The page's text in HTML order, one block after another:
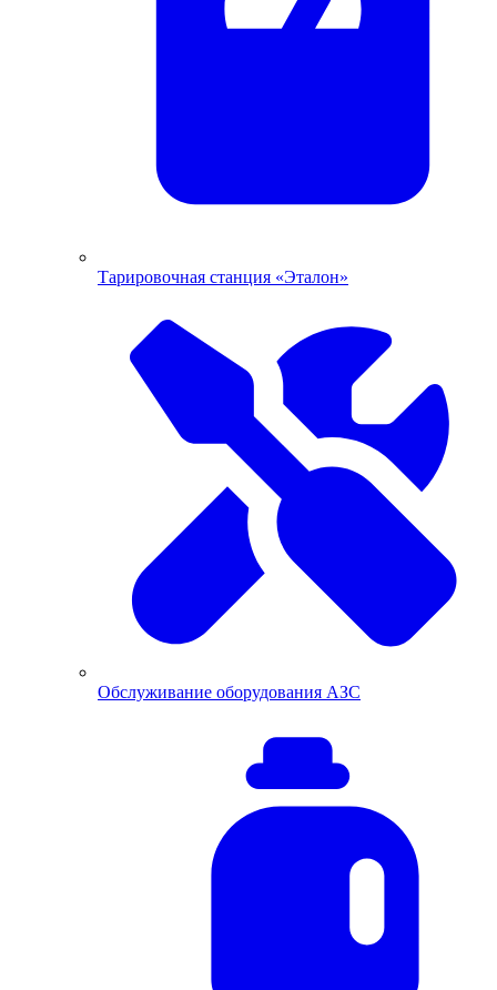
Тарировочная станция «Эталон»
Обслуживание оборудования АЗС